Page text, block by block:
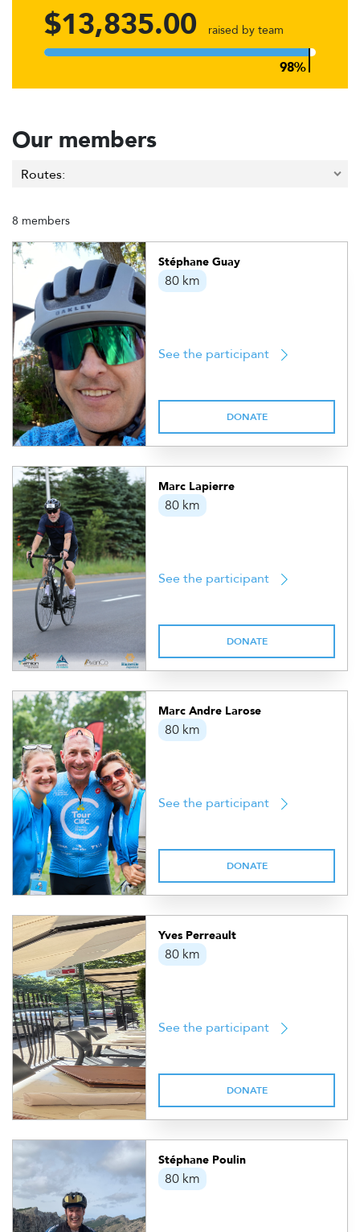
$13,835.00 raised by team
Our members
8 members
Stéphane Guay
80 km
See the participant
DONATE
Marc Lapierre
80 km
See the participant
DONATE
Marc Andre Larose
80 km
See the participant
DONATE
Yves Perreault
80 km
See the participant
DONATE
Stéphane Poulin
80 km